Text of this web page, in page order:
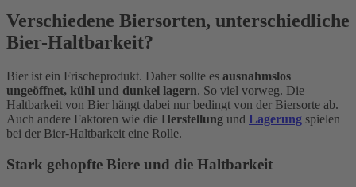
Verschiedene Biersorten, unterschiedliche
Bier-Haltbarkeit?
Bier ist ein Frischeprodukt. Daher sollte es ausnahmslos
ungeöffnet, kühl und dunkel lagern. So viel vorweg. Die
Haltbarkeit von Bier hängt dabei nur bedingt von der Biersorte ab.
Auch andere Faktoren wie die Herstellung und Lagerung spielen
bei der Bier-Haltbarkeit eine Rolle.
Stark gehopfte Biere und die Haltbarkeit